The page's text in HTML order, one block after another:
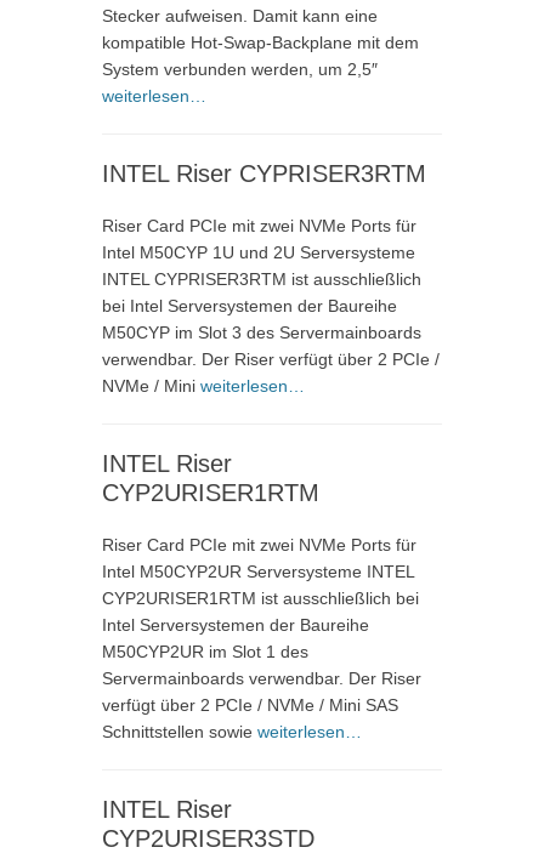
Stecker aufweisen. Damit kann eine
kompatible Hot-Swap-Backplane mit dem
System verbunden werden, um 2,5″
weiterlesen…
INTEL Riser CYPRISER3RTM
Riser Card PCIe mit zwei NVMe Ports für
Intel M50CYP 1U und 2U Serversysteme
INTEL CYPRISER3RTM ist ausschließlich
bei Intel Serversystemen der Baureihe
M50CYP im Slot 3 des Servermainboards
verwendbar. Der Riser verfügt über 2 PCIe /
NVMe / Mini weiterlesen…
INTEL Riser
CYP2URISER1RTM
Riser Card PCIe mit zwei NVMe Ports für
Intel M50CYP2UR Serversysteme INTEL
CYP2URISER1RTM ist ausschließlich bei
Intel Serversystemen der Baureihe
M50CYP2UR im Slot 1 des
Servermainboards verwendbar. Der Riser
verfügt über 2 PCIe / NVMe / Mini SAS
Schnittstellen sowie weiterlesen…
INTEL Riser
CYP2URISER3STD